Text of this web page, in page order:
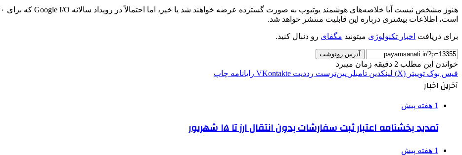
است، اطلاعات بیشتری درباره این قابلیت منتشر خواهد شد.
برای دریافت اخبار تکنولوژی میتونید مگفای رو دنبال کنید.
آدرس رونوشت
خواندن این مطلب 2 دقیقه زمان میبرد
فیس بوک توییتر (X) لینکدین ‫تامبلر ‫پین‌ترست ‫رددیت ‫VKontakte رایانامه چاپ
آخرین اخبار
1 هفته پیش
تمدید بخشنامه اعتبار ثبت سفارشات بدون انتقال ارز تا ۱۵ شهریور
1 هفته پیش